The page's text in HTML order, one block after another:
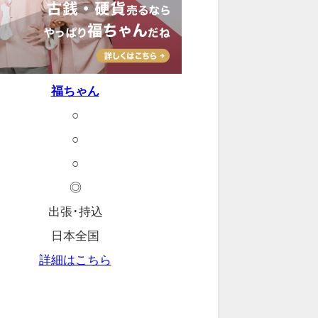
福ちゃん
○
○
○
◎
出張･持込
日本全国
詳細はこちら